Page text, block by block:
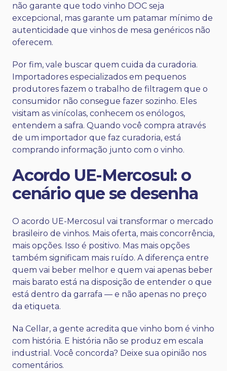
não garante que todo vinho DOC seja
excepcional, mas garante um patamar mínimo de
autenticidade que vinhos de mesa genéricos não
oferecem.
Por fim, vale buscar quem cuida da curadoria.
Importadores especializados em pequenos
produtores fazem o trabalho de filtragem que o
consumidor não consegue fazer sozinho. Eles
visitam as vinícolas, conhecem os enólogos,
entendem a safra. Quando você compra através
de um importador que faz curadoria, está
comprando informação junto com o vinho.
Acordo UE-Mercosul: o
cenário que se desenha
O acordo UE-Mercosul vai transformar o mercado
brasileiro de vinhos. Mais oferta, mais concorrência,
mais opções. Isso é positivo. Mas mais opções
também significam mais ruído. A diferença entre
quem vai beber melhor e quem vai apenas beber
mais barato está na disposição de entender o que
está dentro da garrafa — e não apenas no preço
da etiqueta.
Na Cellar, a gente acredita que vinho bom é vinho
com história. E história não se produz em escala
industrial. Você concorda? Deixe sua opinião nos
comentários.